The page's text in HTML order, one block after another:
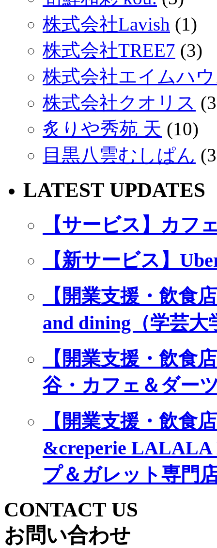
株式会社Lavish (1)
株式会社TREE7 (3)
株式会社エイムハ
株式会社クオリス
炙りや秀苑 天 (10)
目黒八雲むしぱん
LATEST UPDATES
【サービス】カフ
【新サービス】
【開業支援・飲食
and dining（学芸
【開業支援・飲食
谷・カフェ＆ダー
【開業支援・飲食
&creperie
プ＆ガレット専門
CONTACT US
お問い合わせ